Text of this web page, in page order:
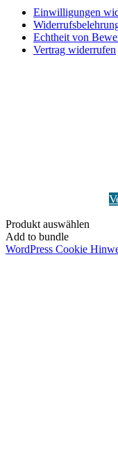
Einwilligungen
Echtheit von
Vertrag widerrufen
Produkt auswählen
Add to bundle
WordPress Cookie